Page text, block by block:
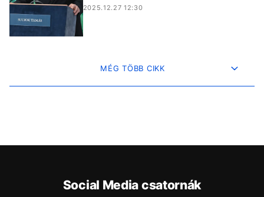
2025.12.27 12:30
MÉG TÖBB CIKK
Social Media csatornák